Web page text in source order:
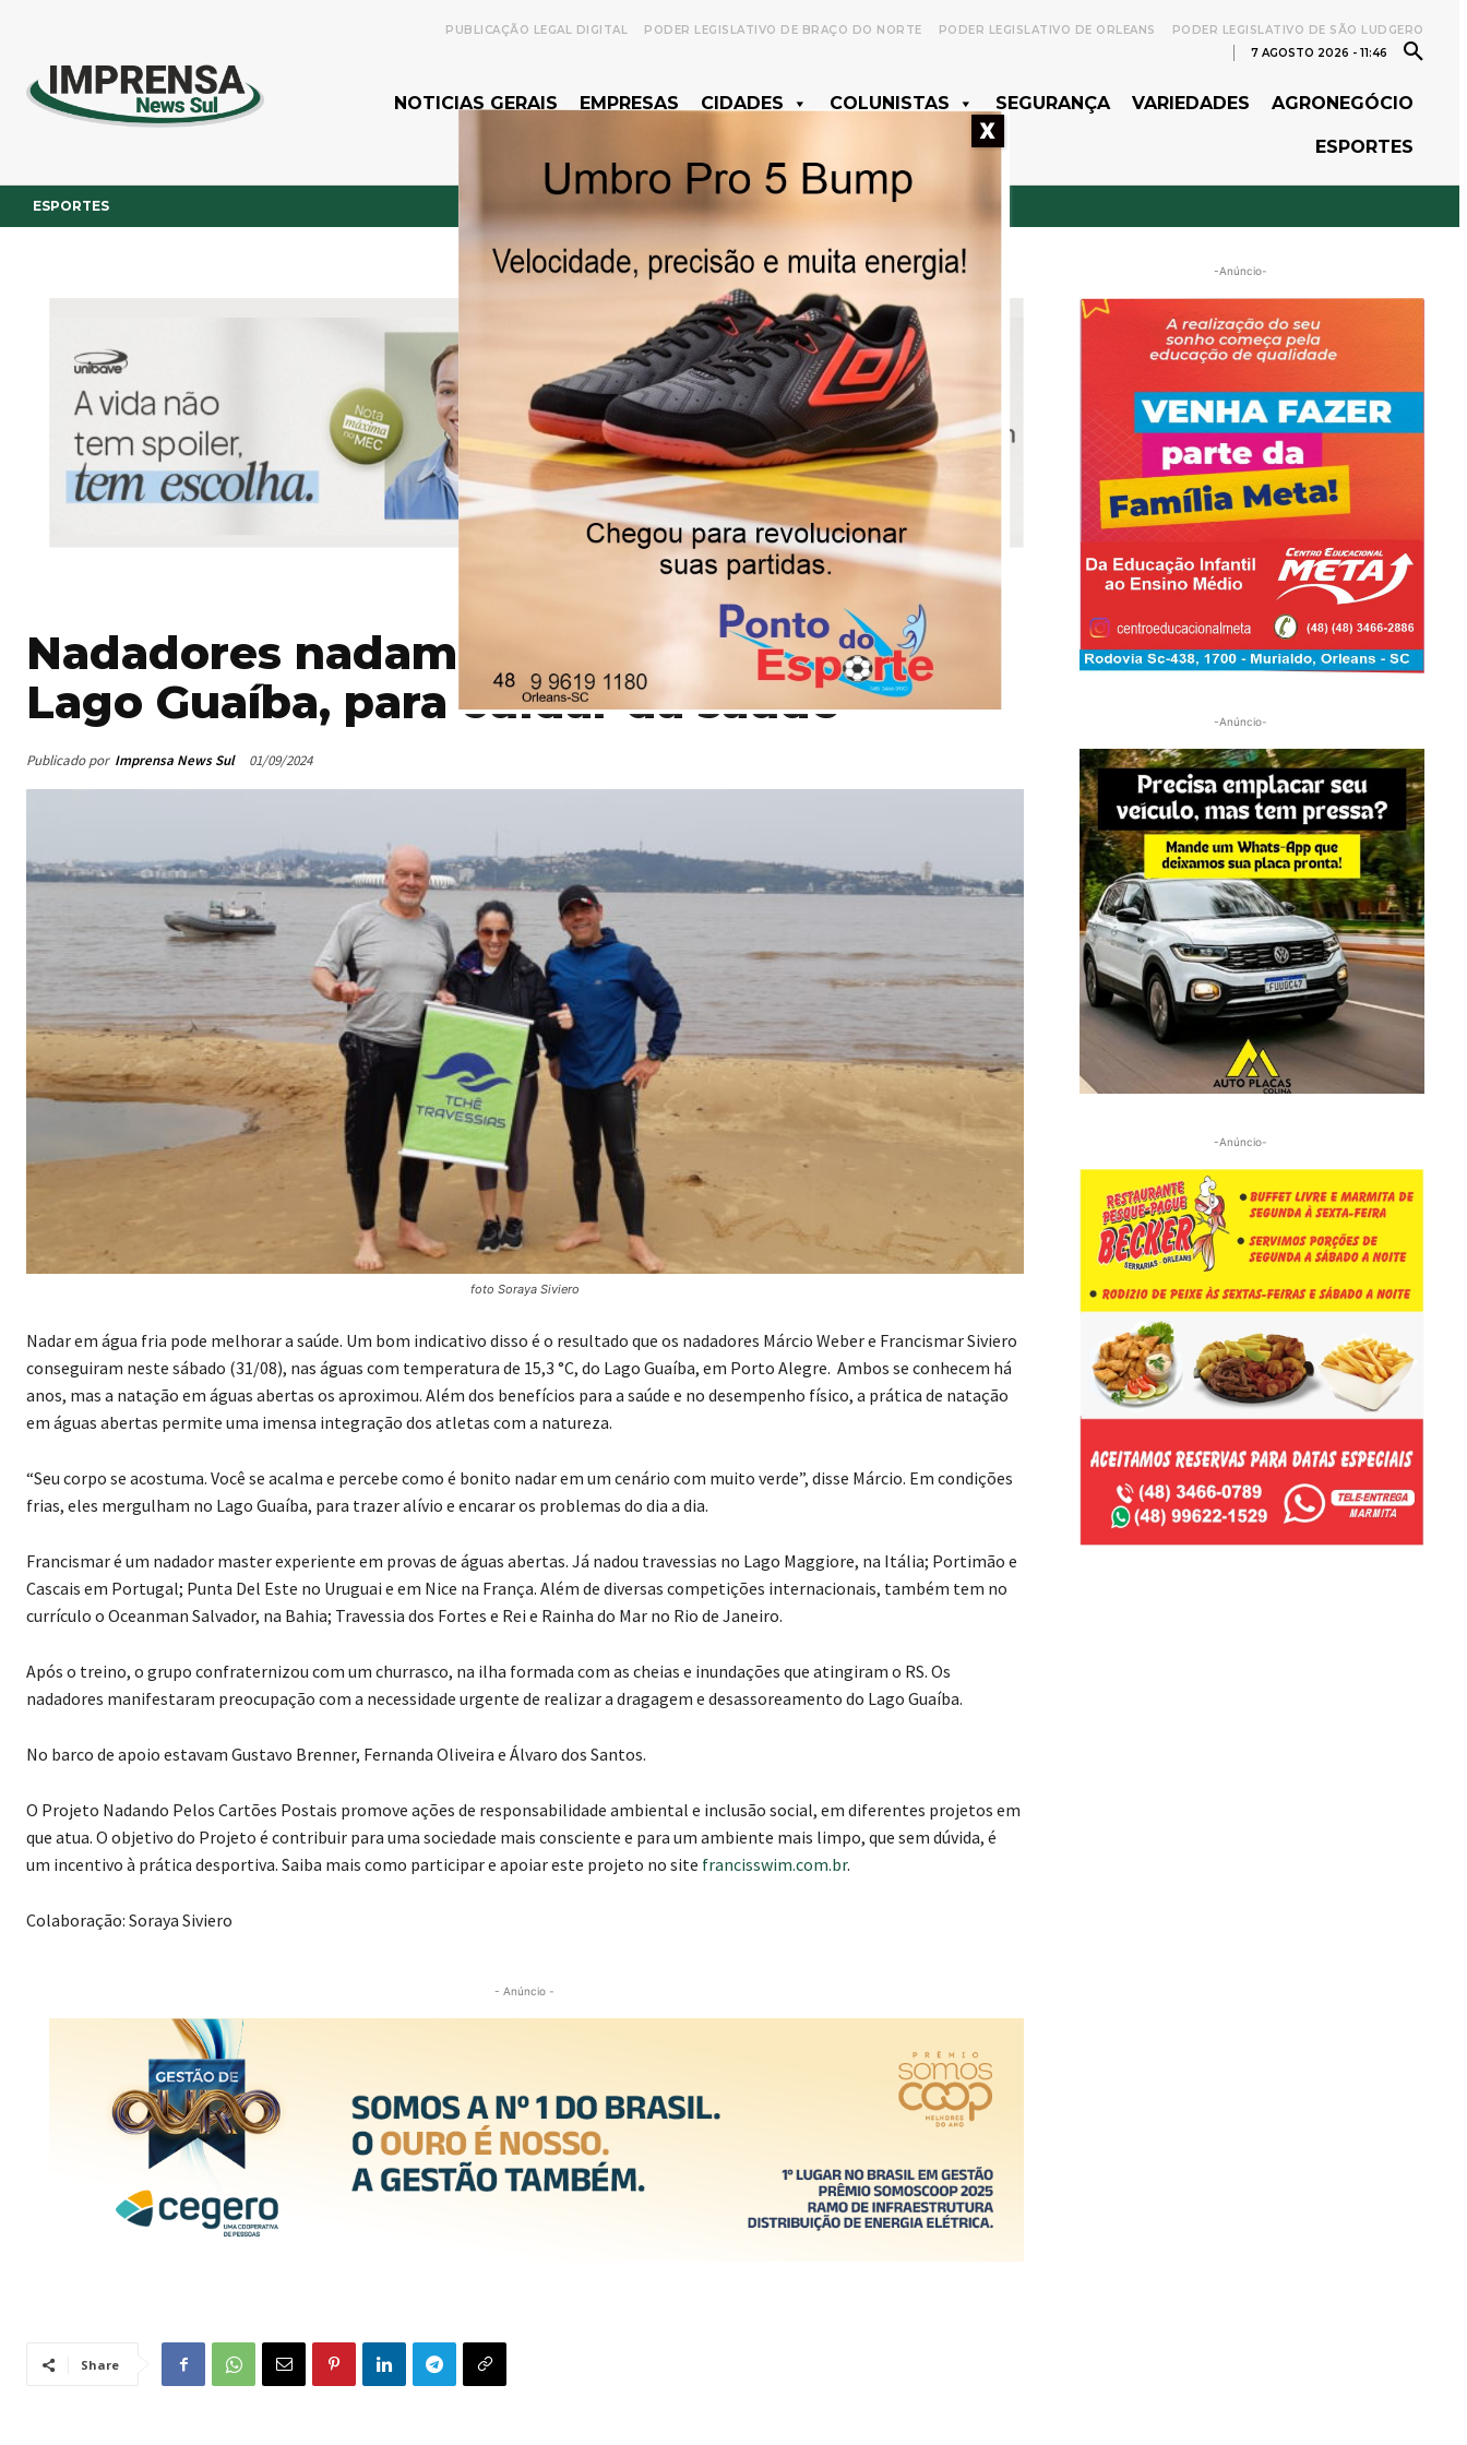
PUBLICAÇÃO LEGAL DIGITAL PODER LEGISLATIVO DE BRAÇO DO NORTE PODER LEGISLATIVO DE ORLEANS
PODER LEGISLATIVO DE SÃO LUDGERO
7 AGOSTO 2026 - 11:46
NOTICIAS GERAIS EMPRESAS CIDADES COLUNISTAS SEGURANÇA VARIEDADES AGRONEGÓCIO
ESPORTES
ESPORTES
- Anúncio -
Nadadores nadam nas águas frias do
Lago Guaíba, para cuidar da saúde
Publicado por Imprensa News Sul 01/09/2024
foto Soraya Siviero
Nadar em água fria pode melhorar a saúde. Um bom indicativo disso é o resultado que os nadadores Márcio Weber e Francismar Siviero
conseguiram neste sábado (31/08), nas águas com temperatura de 15,3 °C, do Lago Guaíba, em Porto Alegre. Ambos se conhecem há
anos, mas a natação em águas abertas os aproximou. Além dos benefícios para a saúde e no desempenho físico, a prática de natação
em águas abertas permite uma imensa integração dos atletas com a natureza.
“Seu corpo se acostuma. Você se acalma e percebe como é bonito nadar em um cenário com muito verde”, disse Márcio. Em condições
frias, eles mergulham no Lago Guaíba, para trazer alívio e encarar os problemas do dia a dia.
Francismar é um nadador master experiente em provas de águas abertas. Já nadou travessias no Lago Maggiore, na Itália; Portimão e
Cascais em Portugal; Punta Del Este no Uruguai e em Nice na França. Além de diversas competições internacionais, também tem no
currículo o Oceanman Salvador, na Bahia; Travessia dos Fortes e Rei e Rainha do Mar no Rio de Janeiro.
Após o treino, o grupo confraternizou com um churrasco, na ilha formada com as cheias e inundações que atingiram o RS. Os
nadadores manifestaram preocupação com a necessidade urgente de realizar a dragagem e desassoreamento do Lago Guaíba.
No barco de apoio estavam Gustavo Brenner, Fernanda Oliveira e Álvaro dos Santos.
O Projeto Nadando Pelos Cartões Postais promove ações de responsabilidade ambiental e inclusão social, em diferentes projetos em
que atua. O objetivo do Projeto é contribuir para uma sociedade mais consciente e para um ambiente mais limpo, que sem dúvida, é
um incentivo à prática desportiva. Saiba mais como participar e apoiar este projeto no site francisswim.com.br
Colaboração: Soraya Siviero
-Anúncio-
-Anúncio-
-Anúncio-
X